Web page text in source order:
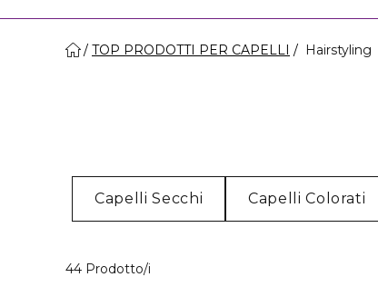
TOP PRODOTTI PER CAPELLI Hairstyling
Capelli Secchi Capelli Colorati
44 Prodotto/i